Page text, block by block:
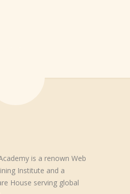
is a renown Web
Institute and a
House serving global